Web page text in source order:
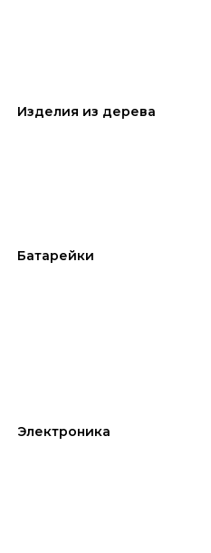
Изделия из дерева
Батарейки
Электроника